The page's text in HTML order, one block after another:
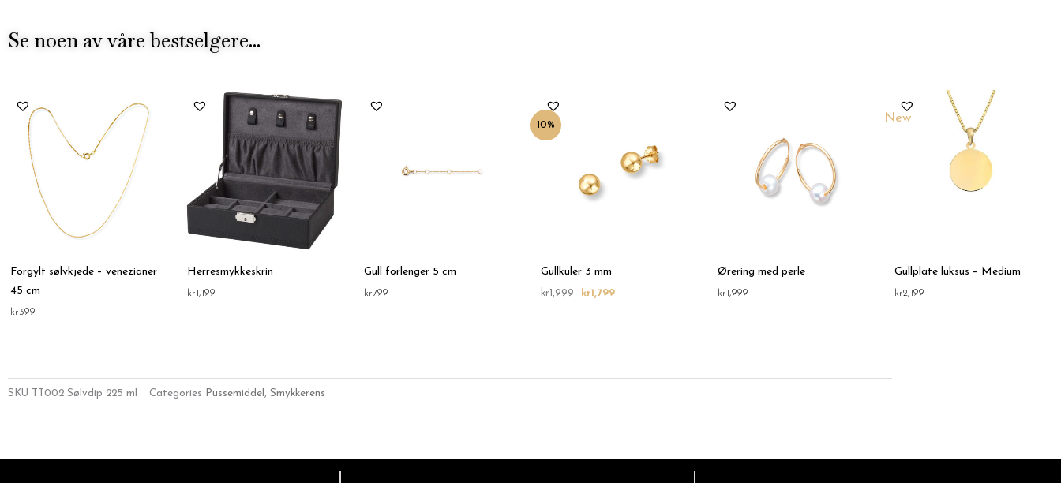
Se noen av våre bestselgere...
Forgylt sølvkjede – venezianer
45 cm
kr399
Herresmykkeskrin
kr1,199
Gull forlenger 5 cm
kr799
10%
Gullkuler 3 mm
kr1,999 kr1,799
Ørering med perle
kr1,999
New
Gullplate luksus – Medium
kr2,199
SKU TT002 Sølvdip 225 ml Categories Pussemiddel , Smykkerens